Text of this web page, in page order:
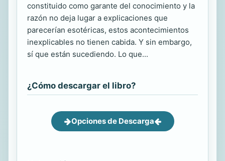
constituido como garante del conocimiento y la
razón no deja lugar a explicaciones que
parecerían esotéricas, estos acontecimientos
inexplicables no tienen cabida. Y sin embargo,
sí que están sucediendo. Lo que...
¿Cómo descargar el libro?
Opciones de Descarga